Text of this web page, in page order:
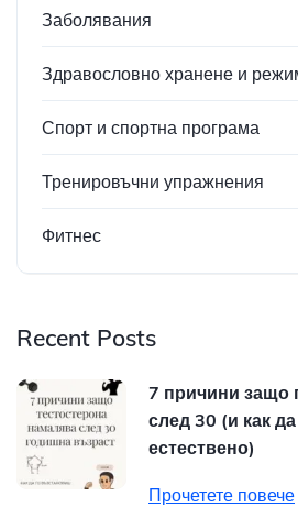
Заболявания
Здравословно хранене и
Спорт и спортна програма
Тренировъчни упражнения
Фитнес
Recent Posts
7 причини защо
след 30 (и как
естествено)
Прочетете повече